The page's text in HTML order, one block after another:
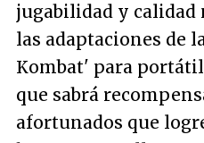
jugabilidad y calidad
las adaptaciones de
Kombat' para
que sabrá
afortunados que